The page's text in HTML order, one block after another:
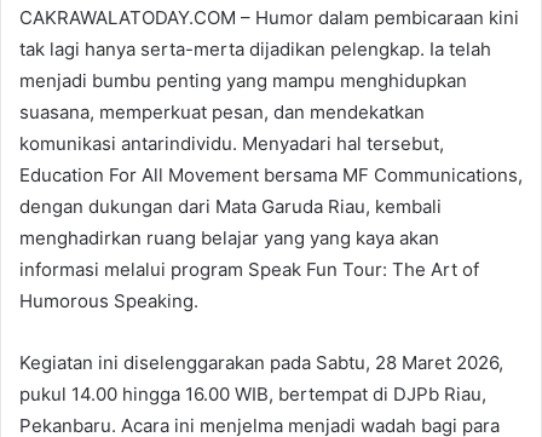
CAKRAWALATODAY.COM – Humor dalam pembicaraan kini
tak lagi hanya serta-merta dijadikan pelengkap. Ia telah
menjadi bumbu penting yang mampu menghidupkan
suasana, memperkuat pesan, dan mendekatkan
komunikasi antarindividu. Menyadari hal tersebut,
Education For All Movement bersama MF Communications,
dengan dukungan dari Mata Garuda Riau, kembali
menghadirkan ruang belajar yang yang kaya akan
informasi melalui program Speak Fun Tour: The Art of
Humorous Speaking.
Kegiatan ini diselenggarakan pada Sabtu, 28 Maret 2026,
pukul 14.00 hingga 16.00 WIB, bertempat di DJPb Riau,
Pekanbaru. Acara ini menjelma menjadi wadah bagi para